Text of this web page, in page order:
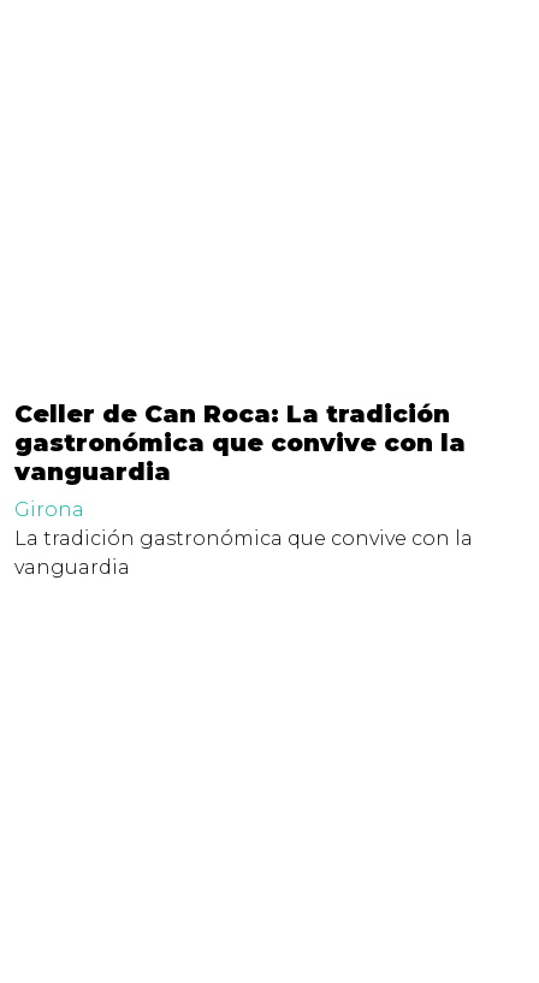
Celler de Can Roca: La tradición
gastronómica que convive con la
vanguardia
Girona
La tradición gastronómica que convive con la
vanguardia